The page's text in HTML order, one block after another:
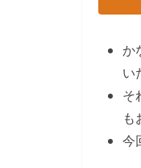
か
い
そ
も
今